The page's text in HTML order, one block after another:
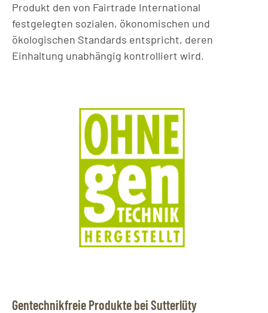
Produkt den von Fairtrade International
festgelegten sozialen, ökonomischen und
ökologischen Standards entspricht, deren
Einhaltung unabhängig kontrolliert wird.
Gentechnikfreie Produkte bei Sutterlüty